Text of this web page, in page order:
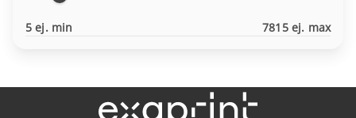
5 ej. min 7815 ej. max